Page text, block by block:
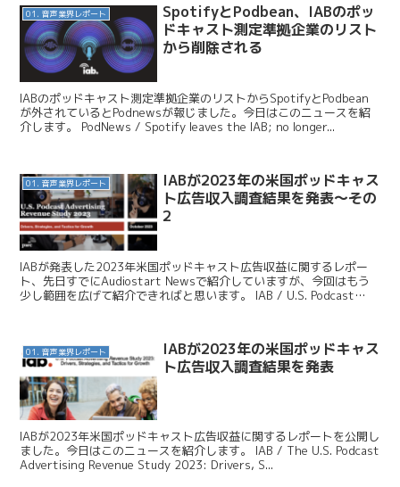
01. 音声業界レポート
SpotifyとPodbean、IABのポッ
ドキャスト測定準拠企業のリスト
から削除される
IABのポッドキャスト測定準拠企業のリストからSpotifyとPodbean
が外されているとPodnewsが報じました。今日はこのニュースを紹
介します。 PodNews / Spotify leaves the IAB; no longer...
01. 音声業界レポート
IABが2023年の米国ポッドキャス
ト広告収入調査結果を発表〜その
2
IABが発表した2023年米国ポッドキャスト広告収益に関するレポー
ト、先日すでにAudiostart Newsで紹介していますが、今回はもう
少し範囲を広げて紹介できればと思います。 IAB / U.S. Podcast
01. 音声業界レポート
IABが2023年の米国ポッドキャス
ト広告収入調査結果を発表
IABが2023年米国ポッドキャスト広告収益に関するレポートを公開し
ました。今日はこのニュースを紹介します。 IAB / The U.S. Podcast
Advertising Revenue Study 2023: Drivers, S...